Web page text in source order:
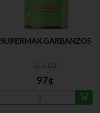
SUPERMAX GARBANZOS
15.5 OZ
97¢